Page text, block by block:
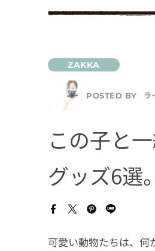
POSTED BY ラ
この子と
グッズ6選
可愛い動物たちは、何